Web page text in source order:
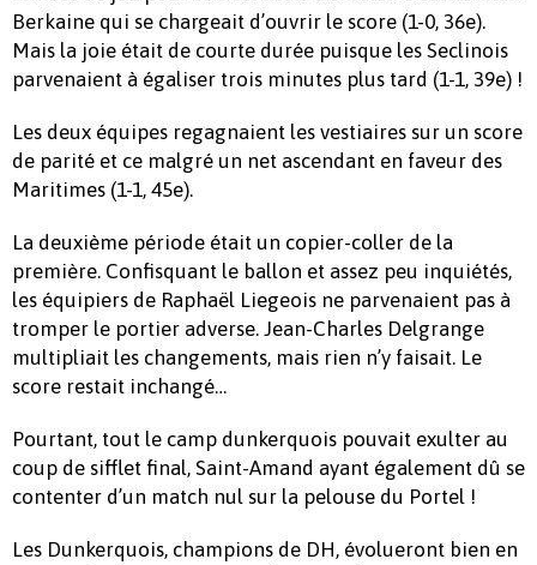
Berkaine qui se chargeait d’ouvrir le score (1-0, 36e).
Mais la joie était de courte durée puisque les Seclinois
parvenaient à égaliser trois minutes plus tard (1-1, 39e) !
Les deux équipes regagnaient les vestiaires sur un score
de parité et ce malgré un net ascendant en faveur des
Maritimes (1-1, 45e).
La deuxième période était un copier-coller de la
première. Confisquant le ballon et assez peu inquiétés,
les équipiers de Raphaël Liegeois ne parvenaient pas à
tromper le portier adverse. Jean-Charles Delgrange
multipliait les changements, mais rien n’y faisait. Le
score restait inchangé…
Pourtant, tout le camp dunkerquois pouvait exulter au
coup de sifflet final, Saint-Amand ayant également dû se
contenter d’un match nul sur la pelouse du Portel !
Les Dunkerquois, champions de DH, évolueront bien en